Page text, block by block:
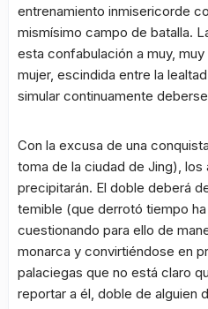
entrenamiento inmisericorde
mismísimo campo de batalla.
esta confabulación a muy,
mujer, escindida entre la
simular continuamente
Con la excusa de una
toma de la ciudad de Jing),
precipitarán. El doble deberá
temible (que derrotó tiempo
cuestionando para ello de
monarca y convirtiéndose en
palaciegas que no está claro
reportar a él, doble de alguien